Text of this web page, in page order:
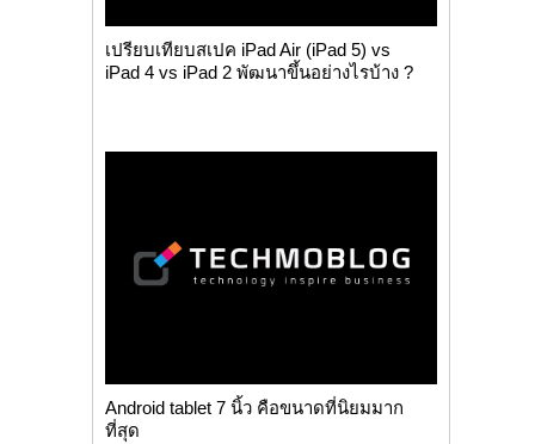
เปรียบเทียบสเปค iPad Air (iPad 5) vs
iPad 4 vs iPad 2 พัฒนาขึ้นอย่างไรบ้าง ?
Android tablet 7 นิ้ว คือขนาดที่นิยมมาก
ที่สุด